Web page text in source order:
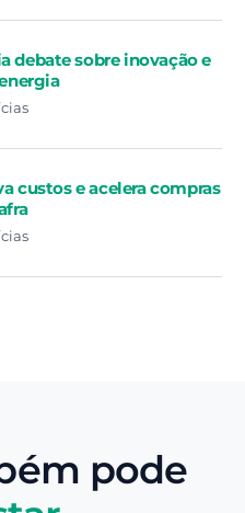
debate sobre inovação e
custos e acelera compras
pode